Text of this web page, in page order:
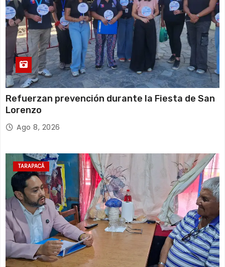
Refuerzan prevención durante la Fiesta de San
Lorenzo
Ago 8, 2026
TARAPACÁ